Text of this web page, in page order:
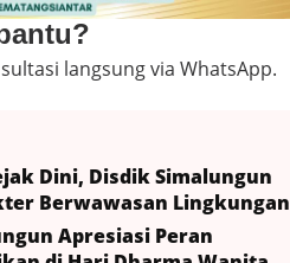
langsung via WhatsApp.
Dini, Disdik Simalungun
Berwawasan Lingkungan
Apresiasi Peran